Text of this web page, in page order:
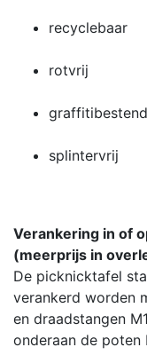
recyclebaar
rotvrij
splintervrij
Verankering in of
(meerprijs in
De picknicktafel
verankerd worden
en draadstangen
onderaan de